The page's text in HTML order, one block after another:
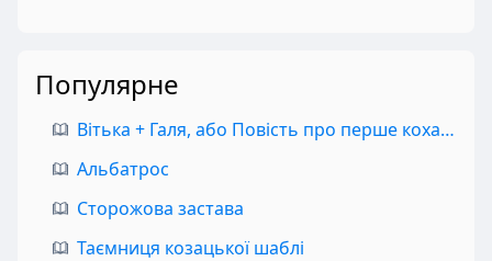
Популярне
Вітька + Галя, або Повість про перше кохання
Альбатрос
Сторожова застава
Таємниця козацької шаблі